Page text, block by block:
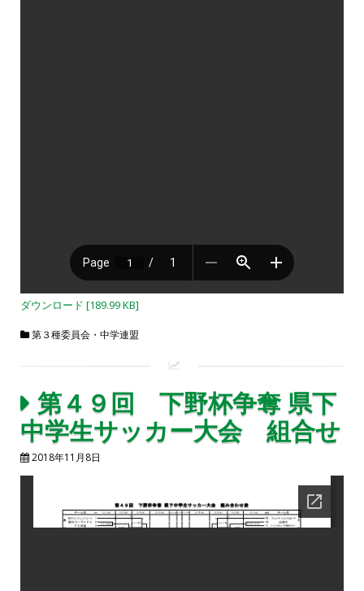
ダウンロード [189.99 KB]
第３種委員会・中学連盟
第４９回 下野杯争奪 県下
中学生サッカー大会 組合せ
2018年11月8日